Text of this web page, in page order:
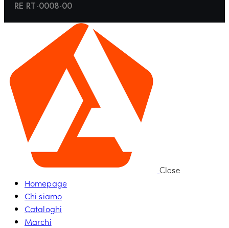
RE RT-0008-00
Close
Homepage
Chi siamo
Cataloghi
Marchi